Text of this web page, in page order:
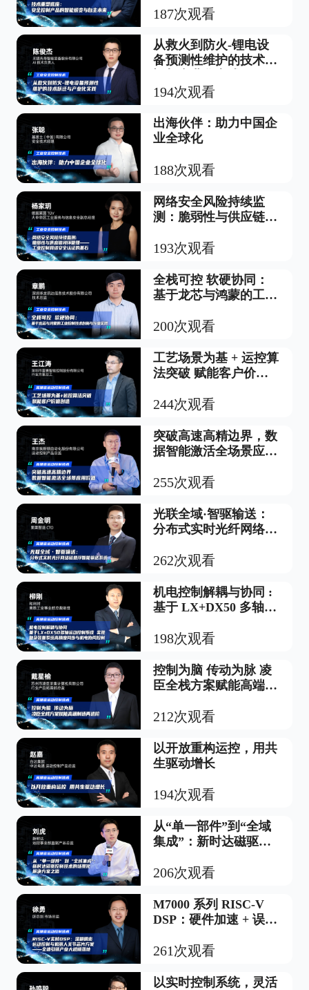
187次观看
从救火到防火-锂电设
备预测性维护的技术跃
194次观看
出海伙伴：助力中国企
业全球化
188次观看
网络安全风险持续监
测：脆弱性与供应链闭
安全认证的基石
193次观看
全栈可控 软硬协同：
基于龙芯与鸿蒙的工业
践
200次观看
工艺场景为基 + 运控算
法突破 赋能客户价值
244次观看
突破高速高精边界，数
据智能激活全场景应用
255次观看
光联全域·智驱输送：
分布式实时光纤网络磁
262次观看
机电控制解耦与协同 :
基于 LX+DX50 多轴运
装备系统高精度同步与
198次观看
控制为脑 传动为脉 凌
臣全栈方案赋能高端制
212次观看
以开放重构运控，用共
生驱动增长
194次观看
从“单一部件”到“全域
集成”：新时达磁驱控
案之路
206次观看
M7000 系列 RISC-V
DSP：硬件加速 + 误差
器人 / 伺服微米级定位
261次观看
以实时控制系统，灵活